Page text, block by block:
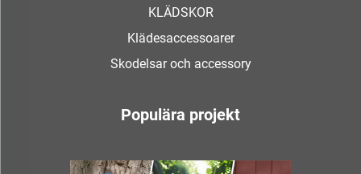
KLÄDSKOR
Klädesaccessoarer
Skodelsar och accessory
Populära projekt